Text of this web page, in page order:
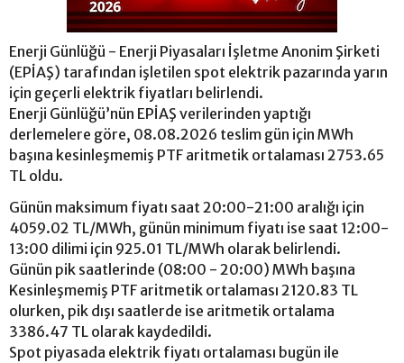
Enerji Günlüğü - Enerji Piyasaları İşletme Anonim Şirketi
(EPİAŞ) tarafından işletilen spot elektrik pazarında yarın
için geçerli elektrik fiyatları belirlendi.
Enerji Günlüğü’nün EPİAŞ verilerinden yaptığı
derlemelere göre, 08.08.2026 teslim gün için MWh
başına kesinleşmemiş PTF aritmetik ortalaması 2753.65
TL oldu.
Günün maksimum fiyatı saat 20:00-21:00 aralığı için
4059.02 TL/MWh, günün minimum fiyatı ise saat 12:00-
13:00 dilimi için 925.01 TL/MWh olarak belirlendi.
Günün pik saatlerinde (08:00 - 20:00) MWh başına
Kesinleşmemiş PTF aritmetik ortalaması 2120.83 TL
olurken, pik dışı saatlerde ise aritmetik ortalama
3386.47 TL olarak kaydedildi.
Spot piyasada elektrik fiyatı ortalaması bugün ile